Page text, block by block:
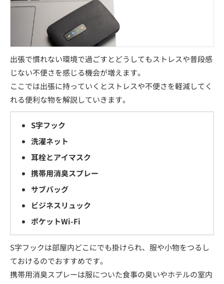
出張で慣れない環境で過ごすとどうしてもストレスや普段感
じない不便さを感じる機会が増えます。
ここでは出張に持っていくとストレスや不便さを軽減してく
れる便利な物を解説していきます。
S字フック
洗濯ネット
耳栓とアイマスク
携帯用消臭スプレー
サブバッグ
ビジネスリュック
ポケットWi-Fi
S字フックは部屋内どこにでも掛けられ、服や小物をつるし
ておけるのでおすすめです。
携帯用消臭スプレーは服についた食事の臭いやホテルの室内